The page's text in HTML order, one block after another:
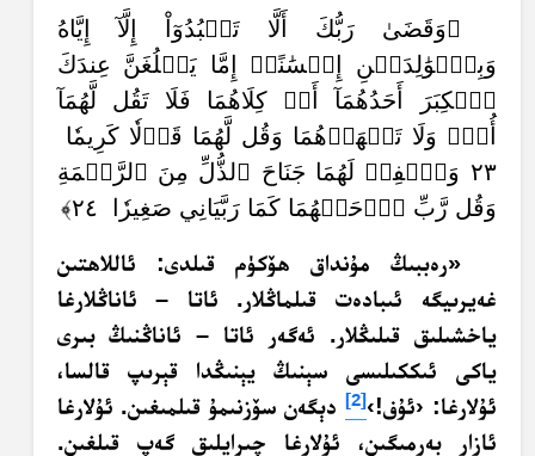
﴿وَقَضَىٰ رَبُّكَ أَلَّا تَعۡبُدُوٓاْ إِلَّآ إِيَّاهُ
وَبِٱلۡوَٰلِدَيۡنِ إِحۡسَٰنًاۚ إِمَّا يَبۡلُغَنَّ عِندَكَ
ٱلۡكِبَرَ أَحَدُهُمَآ أَوۡ كِلَاهُمَا فَلَا تَقُل لَّهُمَآ
أُفّٖ وَلَا تَنۡهَرۡهُمَا وَقُل لَّهُمَا قَوۡلٗا كَرِيمٗا
٢٣ وَٱخۡفِضۡ لَهُمَا جَنَاحَ ٱلذُّلِّ مِنَ ٱلرَّحۡمَةِ
وَقُل رَّبِّ ٱرۡحَمۡهُمَا كَمَا رَبَّيَانِي صَغِيرٗا ٢٤﴾
«رەببىڭ مۇنداق ھۆكۈم قىلدى: ئاللاھتىن
غەيرىيگە ئىبادەت قىلماڭلار. ئاتا – ئاناڭلارغا
ياخشىلىق قىلىڭلار. ئەگەر ئاتا – ئاناڭنىڭ بىرى
ياكى ئىككىلىسى سېنىڭ يېنىڭدا قېرىپ قالسا،
ئۇلارغا: ‹ئۇف!›[2]
دېگەن سۆزنىمۇ قىلمىغىن. ئۇلارغا
ئازار بەرمىگىن، ئۇلارغا چىرايلىق گەپ قىلغىن.